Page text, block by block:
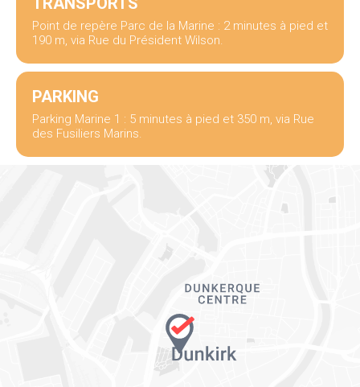
Point de repère Parc de la Marine : 2 minutes à pied et
190 m, via Rue du Président Wilson.
PARKING
Parking Marine 1 : 5 minutes à pied et 350 m, via Rue
des Fusiliers Marins.